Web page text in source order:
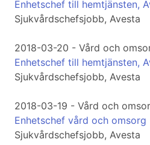
Enhetschef till hemtjänsten,
Sjukvårdschefsjobb, Avesta
2018-03-20 - Vård och
Enhetschef till hemtjänsten,
Sjukvårdschefsjobb, Avesta
2018-03-19 - Vård och
Enhetschef vård och omsorg
Sjukvårdschefsjobb, Avesta